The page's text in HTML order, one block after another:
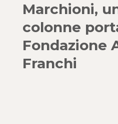
Marchioni,
colonne
Fondazione
Franchi